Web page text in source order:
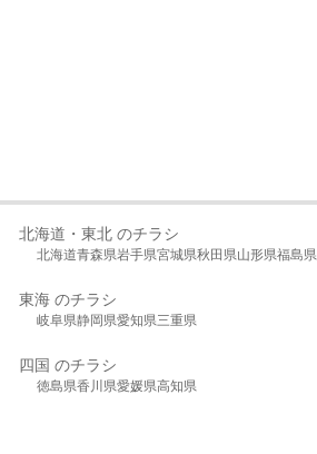
北海道・東北 のチラシ
北海道青森県岩手県宮城県秋田県山形県福島県
東海 のチラシ
岐阜県静岡県愛知県三重県
四国 のチラシ
徳島県香川県愛媛県高知県